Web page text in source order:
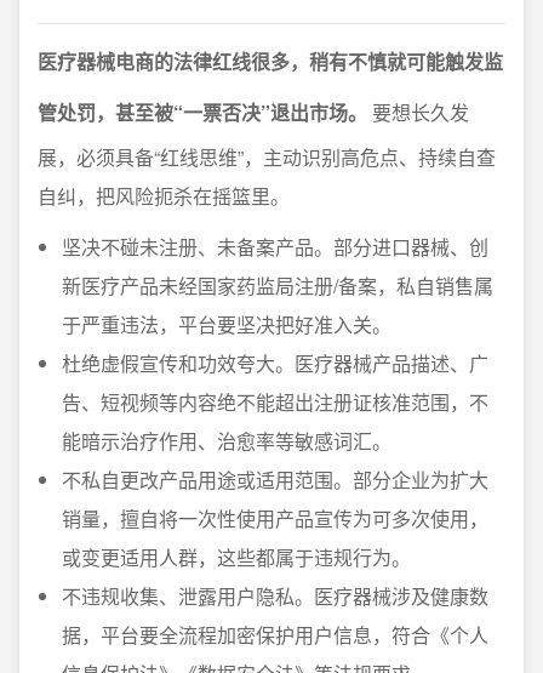
医疗器械电商的法律红线很多，稍有不慎就可能触发监
管处罚，甚至被“一票否决”退出市场。
要想长久发
展，必须具备“红线思维”，主动识别高危点、持续自查
自纠，把风险扼杀在摇篮里。
坚决不碰未注册、未备案产品。部分进口器械、创
新医疗产品未经国家药监局注册/备案，私自销售属
于严重违法，平台要坚决把好准入关。
杜绝虚假宣传和功效夸大。医疗器械产品描述、广
告、短视频等内容绝不能超出注册证核准范围，不
能暗示治疗作用、治愈率等敏感词汇。
不私自更改产品用途或适用范围。部分企业为扩大
销量，擅自将一次性使用产品宣传为可多次使用，
或变更适用人群，这些都属于违规行为。
不违规收集、泄露用户隐私。医疗器械涉及健康数
据，平台要全流程加密保护用户信息，符合《个人